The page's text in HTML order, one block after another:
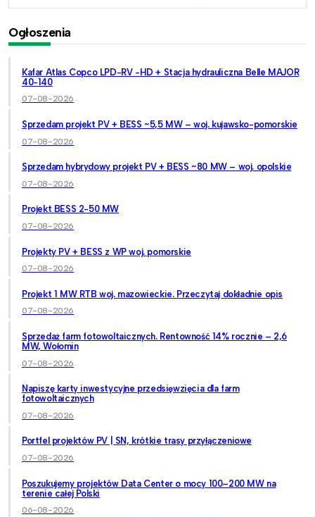
Ogłoszenia
Kafar Atlas Copco LPD-RV -HD + Stacja hydrauliczna Belle MAJOR
40-140
07-08-2026
Sprzedam projekt PV + BESS ~5,5 MW – woj. kujawsko-pomorskie
07-08-2026
Sprzedam hybrydowy projekt PV + BESS ~80 MW – woj. opolskie
07-08-2026
Projekt BESS 2-50 MW
07-08-2026
Projekty PV + BESS z WP woj. pomorskie
07-08-2026
Projekt 1 MW RTB woj. mazowieckie. Przeczytaj dokładnie opis
07-08-2026
Sprzedaż farm fotowoltaicznych. Rentowność 14% rocznie – 2,6
MW, Wołomin
07-08-2026
Napiszę karty inwestycyjne przedsięwzięcia dla farm
fotowoltaicznych
07-08-2026
Portfel projektów PV | SN, krótkie trasy przyłączeniowe
07-08-2026
Poszukujemy projektów Data Center o mocy 100–200 MW na
terenie całej Polski
06-08-2026